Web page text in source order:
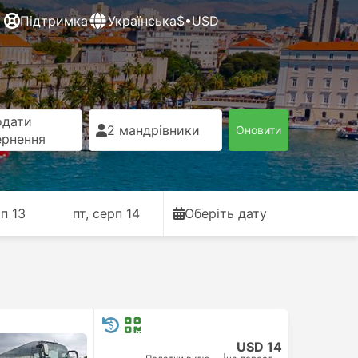
Підтримка Українська$•USD
2 мандрівники Оновити
13 пт, серп 14 Оберіть дату
USD 14